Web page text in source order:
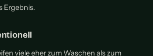
Ergebnis.
viele eher zum Waschen als zum